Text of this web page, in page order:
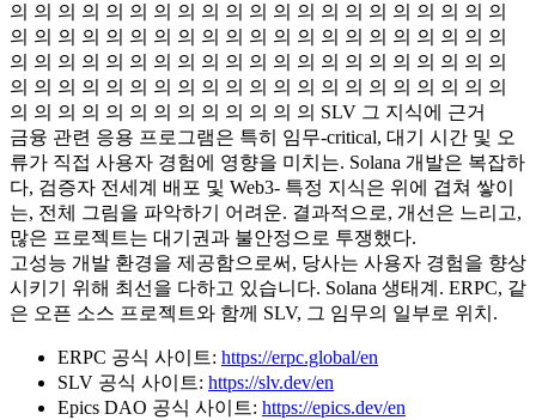
의 의 의 의 의 의 의 의 의 의 의 의 의 의 의 의 의 의 의 의 의
의 의 의 의 의 의 의 의 의 의 의 의 의 의 의 의 의 의 의 의 의
의 의 의 의 의 의 의 의 의 의 의 의 의 의 의 의 의 의 의 의 의
의 의 의 의 의 의 의 의 의 의 의 의 의 의 의 의 의 의 의 의 의
의 의 의 의 의 의 의 의 의 의 의 의 의 SLV 그 지식에 근거
금융 관련 응용 프로그램은 특히 임무-critical, 대기 시간 및 오
류가 직접 사용자 경험에 영향을 미치는. Solana 개발은 복잡하
다, 검증자 전세계 배포 및 Web3- 특정 지식은 위에 겹쳐 쌓이
는, 전체 그림을 파악하기 어려운. 결과적으로, 개선은 느리고,
많은 프로젝트는 대기권과 불안정으로 투쟁했다.
고성능 개발 환경을 제공함으로써, 당사는 사용자 경험을 향상
시키기 위해 최선을 다하고 있습니다. Solana 생태계. ERPC, 같
은 오픈 소스 프로젝트와 함께 SLV, 그 임무의 일부로 위치.
ERPC 공식 사이트: https://erpc.global/en
SLV 공식 사이트: https://slv.dev/en
Epics DAO 공식 사이트: https://epics.dev/en